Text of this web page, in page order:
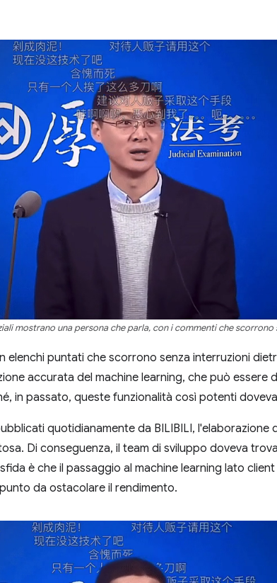
mostrano una persona che parla, con i commenti che
elenchi puntati che scorrono senza interruzioni
accurata del machine learning, che può essere
in passato, queste funzionalità così potenti
quotidianamente da BILIBILI,
Di conseguenza, il team di sviluppo doveva
è che il passaggio al machine learning lato
da ostacolare il rendimento.